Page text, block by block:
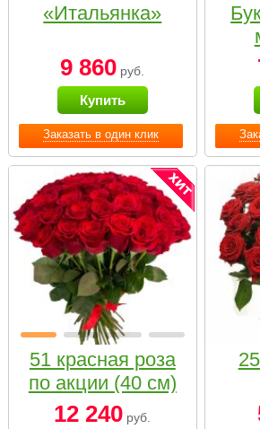
Заказать в один клик
«Итальянка»
9 860 руб.
Купить
51 красная роза
по акции (40 см)
12 240 руб.